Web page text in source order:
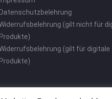
Datenschutzbelehrung
(gilt nicht für
Produkte)
(gilt für digitale
Produkte)